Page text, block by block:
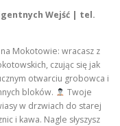
Wejść | tel.
Mokotowie: wracasz z
czując się jak
otwarciu grobowca i
bloków.
Twoje
w drzwiach do starej
i kawa. Nagle słyszysz